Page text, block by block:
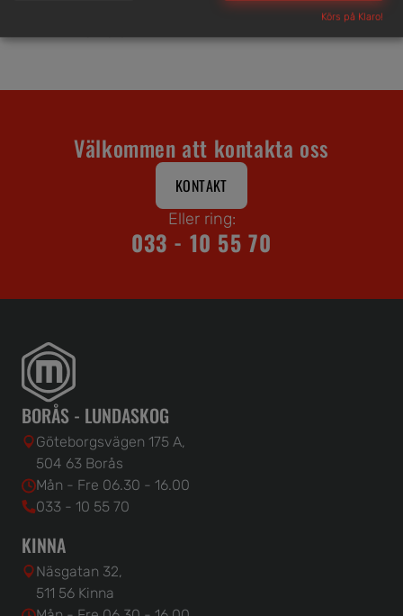
Välkommen att kontakta oss
KONTAKT
Eller ring:
033 - 10 55 70
BORÅS - LUNDASKOG
Göteborgsvägen 175 A,
504 63 Borås
Mån - Fre 06.30 - 16.00
033 - 10 55 70
KINNA
Näsgatan 32,
511 56 Kinna
Körs på Klaro!